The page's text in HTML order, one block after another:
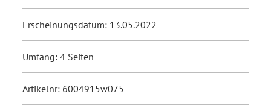
Erscheinungsdatum: 13.05.2022
Umfang: 4 Seiten
Artikelnr: 6004915w075